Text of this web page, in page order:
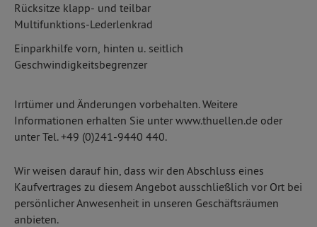
Rücksitze klapp- und teilbar
Multifunktions-Lederlenkrad
Einparkhilfe vorn, hinten u. seitlich
Geschwindigkeitsbegrenzer
Irrtümer und Änderungen vorbehalten. Weitere
Informationen erhalten Sie unter www.thuellen.de oder
unter Tel. +49 (0)241-9440 440.
Wir weisen darauf hin, dass wir den Abschluss eines
Kaufvertrages zu diesem Angebot ausschließlich vor Ort bei
persönlicher Anwesenheit in unseren Geschäftsräumen
anbieten.